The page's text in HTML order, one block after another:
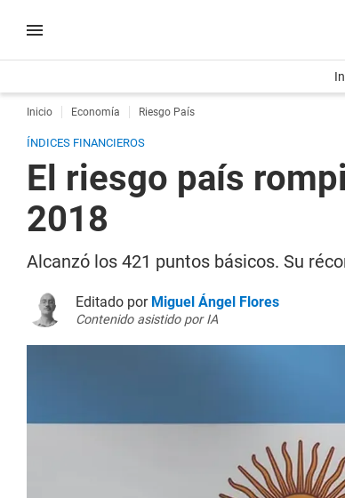
Inicio Economía Riesgo País
ÍNDICES FINANCIEROS
El riesgo país
2018
Alcanzó los 421 puntos básicos. Su
Editado por Miguel Ángel Flores
Contenido asistido por IA